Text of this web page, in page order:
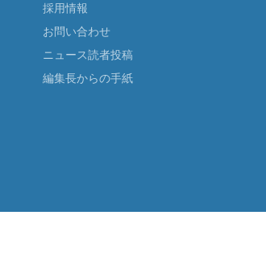
採用情報
お問い合わせ
ニュース読者投稿
編集長からの手紙